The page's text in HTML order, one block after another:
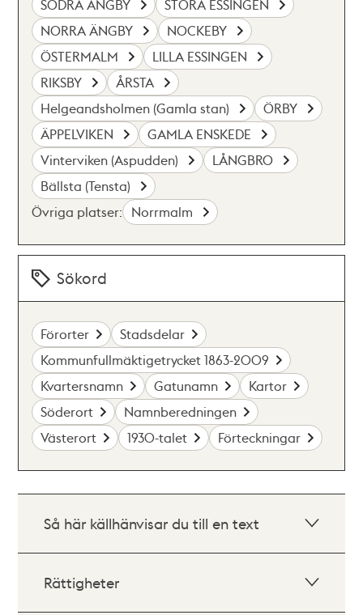
SÖDRA ÄNGBY
STORA ESSINGEN
NORRA ÄNGBY
NOCKEBY
ÖSTERMALM
LILLA ESSINGEN
RIKSBY
ÅRSTA
Helgeandsholmen (Gamla stan)
ÖRBY
ÄPPELVIKEN
GAMLA ENSKEDE
Vinterviken (Aspudden)
LÅNGBRO
Bällsta (Tensta)
Övriga platser: Norrmalm
Sökord
Förorter
Stadsdelar
Kommunfullmäktigetrycket 1863-2009
Kvartersnamn
Gatunamn
Kartor
Söderort
Namnberedningen
Västerort
1930-talet Förteckningar
Så här källhänvisar du till en text
Rättigheter